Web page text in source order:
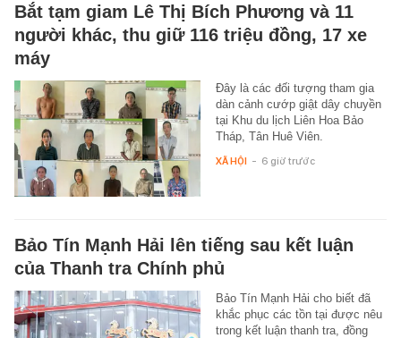
Bắt tạm giam Lê Thị Bích Phương và 11
người khác, thu giữ 116 triệu đồng, 17 xe
máy
Đây là các đối tượng tham gia
dàn cảnh cướp giật dây chuyền
tại Khu du lịch Liên Hoa Bảo
Tháp, Tân Huê Viên.
XÃ HỘI - 6 giờ trước
Bảo Tín Mạnh Hải lên tiếng sau kết luận
của Thanh tra Chính phủ
Bảo Tín Mạnh Hải cho biết đã
khắc phục các tồn tại được nêu
trong kết luận thanh tra, đồng